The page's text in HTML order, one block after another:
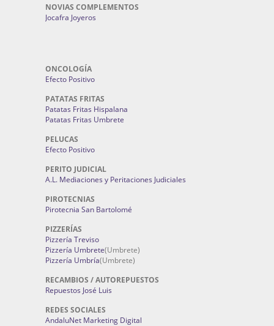
NOVIAS COMPLEMENTOS
Jocafra Joyeros
ONCOLOGÍA
Efecto Positivo
PATATAS FRITAS
Patatas Fritas Hispalana
Patatas Fritas Umbrete
PELUCAS
Efecto Positivo
PERITO JUDICIAL
A.L. Mediaciones y Peritaciones Judiciales
PIROTECNIAS
Pirotecnia San Bartolomé
PIZZERÍAS
Pizzería Treviso
Pizzería Umbrete(Umbrete)
Pizzería Umbría(Umbrete)
RECAMBIOS / AUTOREPUESTOS
Repuestos José Luis
REDES SOCIALES
AndaluNet Marketing Digital